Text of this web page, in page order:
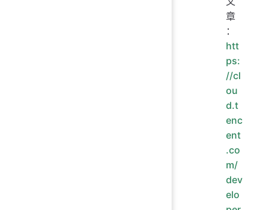
章
：
htt
ps:
//cl
ou
d.t
enc
ent
.co
m/
dev
elo